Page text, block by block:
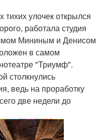
тихих улочек открылся
работала студия
Мининым и Денисом
в самом
"Триумф".
столкнулись
ведь на проработку
две недели до